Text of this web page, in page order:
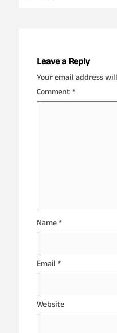
Leave a Reply
Your email address
Comment*
Name*
Email *
Website